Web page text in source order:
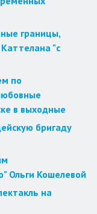
границы,
"с
по
в выходные
бригаду
Ольги Кошелевой
на